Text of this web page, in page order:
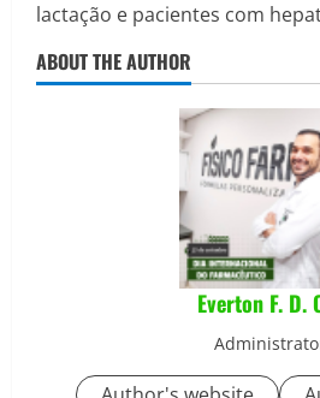
lactação e pacientes com
ABOUT THE AUTHOR
Everton F. D.